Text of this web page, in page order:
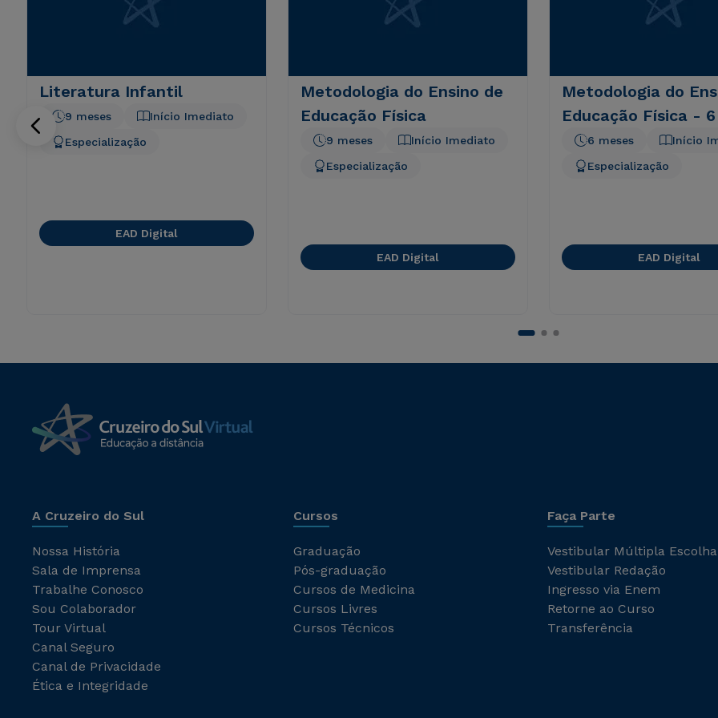
Literatura Infantil
Início Imediato
9 meses
Especialização
EAD Digital
Metodologia do Ensino de
Educação Física
Início Imediato
9 meses
Especialização
EAD Digital
Metodologia do
Educação Física -
Início
6 meses
Especialização
EAD Digital
A Cruzeiro do Sul
Nossa História
Sala de Imprensa
Trabalhe Conosco
Sou Colaborador
Tour Virtual
Canal Seguro
Canal de Privacidade
Ética e Integridade
Cursos
Graduação
Pós-graduação
Cursos de Medicina
Cursos Livres
Cursos Técnicos
Faça Parte
Vestibular Múltipla Escolha
Vestibular Redação
Ingresso via Enem
Retorne ao Curso
Transferência